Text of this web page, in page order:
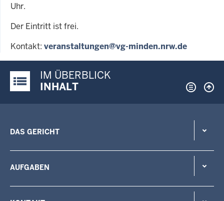
Uhr.
Der Eintritt ist frei.
Kontakt: veranstaltungen@vg-minden.nrw.de
Justiz-Portal im Überblick:
IM ÜBERBLICK
INHALT
DAS GERICHT
AUFGABEN